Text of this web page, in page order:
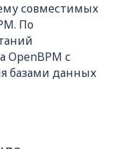
совместимых
По
OpenBPM с
базами данных